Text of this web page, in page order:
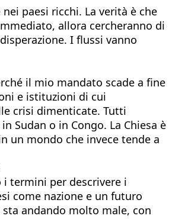
paesi ricchi. La verità è che
allora cercheranno di
I flussi vanno
il mio mandato scade a fine
e istituzioni di cui
crisi dimenticate. Tutti
Sudan o in Congo. La Chiesa è
un mondo che invece tende a
termini per descrivere i
come nazione e un futuro
andando molto male, con